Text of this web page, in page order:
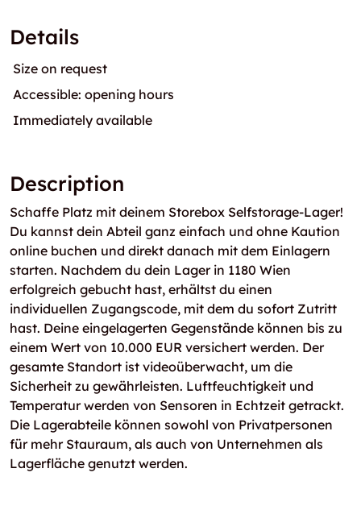
Details
Size on request
Accessible: opening hours
Immediately available
Description
Schaffe Platz mit deinem Storebox Selfstorage-Lager!
Du kannst dein Abteil ganz einfach und ohne Kaution
online buchen und direkt danach mit dem Einlagern
starten. Nachdem du dein Lager in 1180 Wien
erfolgreich gebucht hast, erhältst du einen
individuellen Zugangscode, mit dem du sofort Zutritt
hast. Deine eingelagerten Gegenstände können bis zu
einem Wert von 10.000 EUR versichert werden. Der
gesamte Standort ist videoüberwacht, um die
Sicherheit zu gewährleisten. Luftfeuchtigkeit und
Temperatur werden von Sensoren in Echtzeit getrackt.
Die Lagerabteile können sowohl von Privatpersonen
für mehr Stauraum, als auch von Unternehmen als
Lagerfläche genutzt werden.